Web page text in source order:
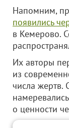
Напомним,
появились
в Кемерово.
Их авторы
из
числа жертв.
о ценности